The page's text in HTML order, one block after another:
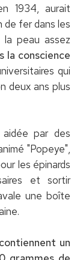
1934, aurait
de fer dans les
peau assez
la conscience
qui
deux ans plus
par des
"Popeye",
les épinards
et sortir
une boîte
un